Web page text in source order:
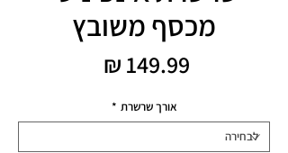
מכסף משובץ
אורך שרשרת *